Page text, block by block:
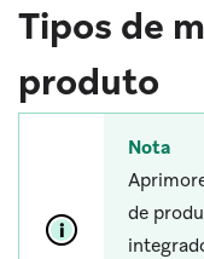
Tipos de
produto
Nota
de